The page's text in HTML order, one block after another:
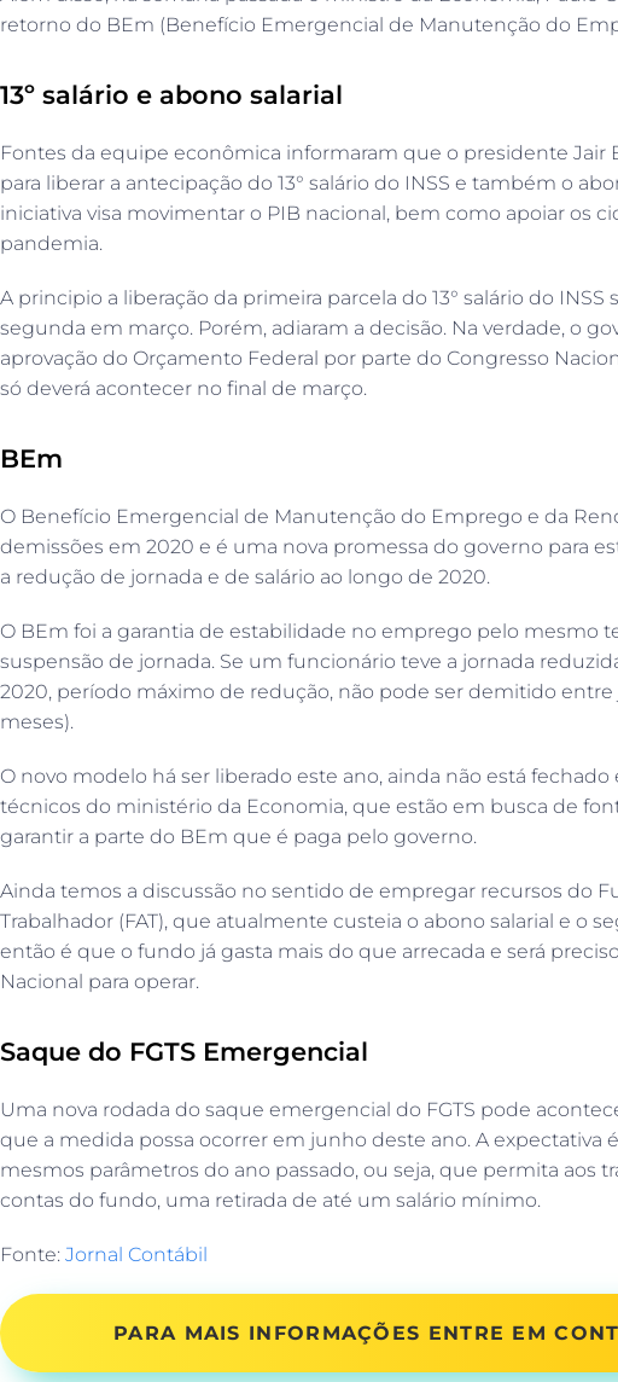
retorno do BEm (Benefício Emergencial de Manutenção do
13º salário e abono salarial
Fontes da equipe econômica informaram que o presidente Jair
para liberar a antecipação do 13° salário do INSS e também o
iniciativa visa movimentar o PIB nacional, bem como apoiar os
pandemia.
A principio a liberação da primeira parcela do 13° salário do INSS
segunda em março. Porém, adiaram a decisão. Na verdade, o
aprovação do Orçamento Federal por parte do Congresso
só deverá acontecer no final de março.
BEm
O Benefício Emergencial de Manutenção do Emprego e da
demissões em 2020 e é uma nova promessa do governo para
a redução de jornada e de salário ao longo de 2020.
O BEm foi a garantia de estabilidade no emprego pelo mesmo
suspensão de jornada. Se um funcionário teve a jornada
2020, período máximo de redução, não pode ser demitido entre
meses).
O novo modelo há ser liberado este ano, ainda não está
técnicos do ministério da Economia, que estão em busca de
garantir a parte do BEm que é paga pelo governo.
Ainda temos a discussão no sentido de empregar recursos do
Trabalhador (FAT), que atualmente custeia o abono salarial e o
então é que o fundo já gasta mais do que arrecada e será
Nacional para operar.
Saque do FGTS Emergencial
Uma nova rodada do saque emergencial do FGTS pode
que a medida possa ocorrer em junho deste ano. A expectativa
mesmos parâmetros do ano passado, ou seja, que permita aos
contas do fundo, uma retirada de até um salário mínimo.
Fonte: Jornal Contábil
PARA MAIS INFORMAÇÕES ENTRE EM